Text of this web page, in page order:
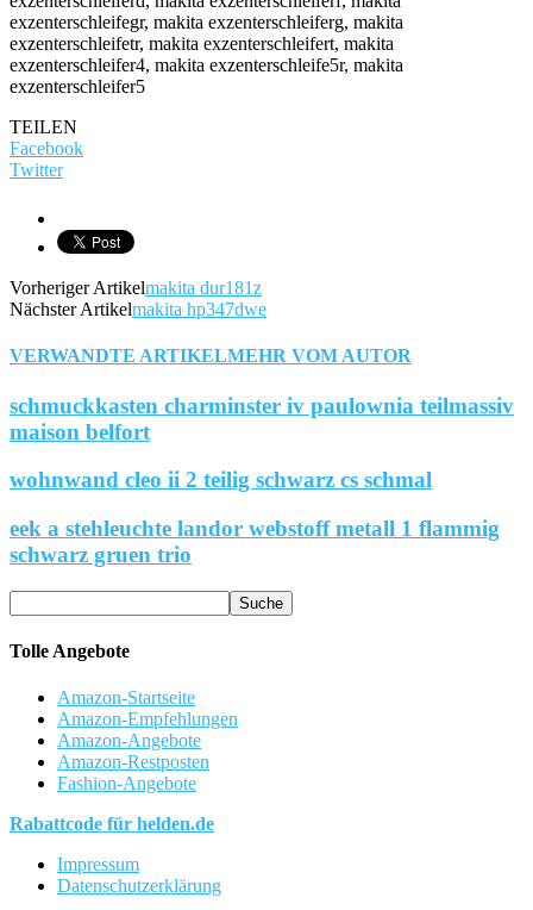
TEILEN
Facebook
Twitter
Vorheriger Artikelmakita dur181z
Nächster Artikelmakita hp347dwe
VERWANDTE ARTIKELMEHR VOM AUTOR
schmuckkasten charminster iv paulownia teilmassiv
maison belfort
wohnwand cleo ii 2 teilig schwarz cs schmal
eek a stehleuchte landor webstoff metall 1 flammig
schwarz gruen trio
Tolle Angebote
Amazon-Startseite
Amazon-Empfehlungen
Amazon-Angebote
Amazon-Restposten
Fashion-Angebote
Rabattcode für helden.de
Impressum
Datenschutzerklärung